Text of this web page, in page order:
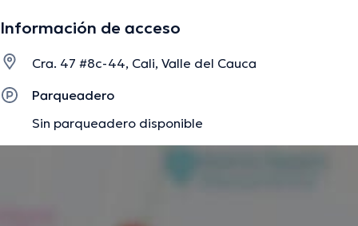
Información de acceso
Cra. 47 #8c-44, Cali, Valle del Cauca
Parqueadero
Sin parqueadero disponible